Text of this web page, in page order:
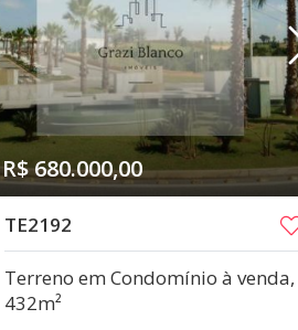
R$ 680.000,00
TE2192
Terreno em Condomínio à venda,
432m²